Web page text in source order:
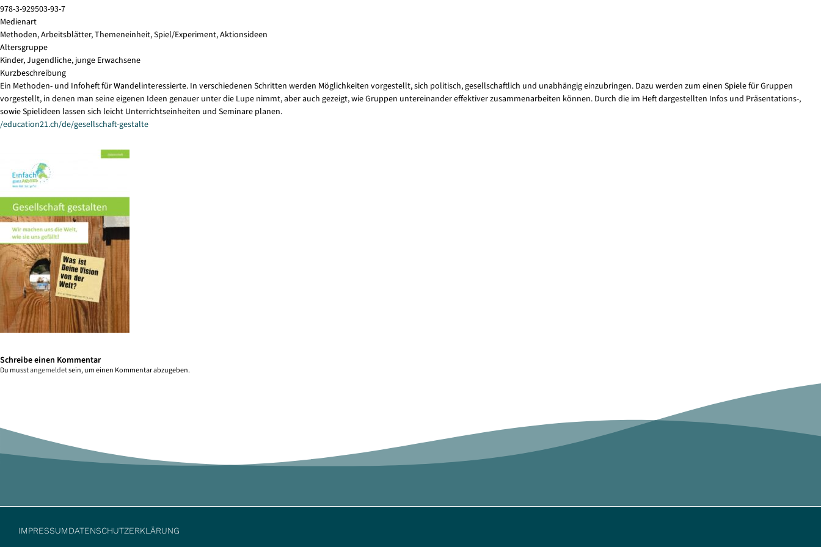
978-3-929503-93-7
Medienart
Methoden, Arbeitsblätter, Themeneinheit, Spiel/Experiment, Aktionsideen
Altersgruppe
Kinder, Jugendliche, junge Erwachsene
Kurzbeschreibung
Ein Methoden- und Infoheft für Wandelinteressierte. In verschiedenen Schritten werden Möglichkeiten vorgestellt, sich politisch, gesellschaftlich und unabhängig einzubringen. Dazu werden zum einen Spiele für Gruppen
vorgestellt, in denen man seine eigenen Ideen genauer unter die Lupe nimmt, aber auch gezeigt, wie Gruppen untereinander effektiver zusammenarbeiten können. Durch die im Heft dargestellten Infos und Präsentations-,
sowie Spielideen lassen sich leicht Unterrichtseinheiten und Seminare planen.
/education21.ch/de/gesellschaft-gestalte
Schreibe einen Kommentar
Du musstangemeldetsein, um einen Kommentar abzugeben.
IMPRESSUMDATENSCHUTZERKLÄRUNG